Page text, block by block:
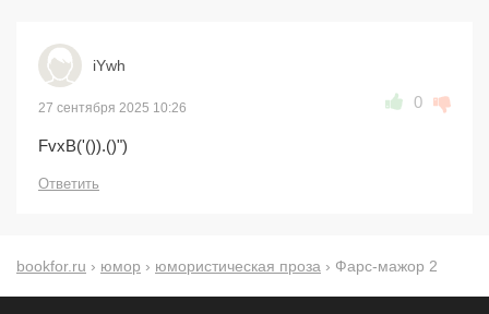
iYwh
27 сентября 2025 10:26 0
FvxB('()).()")
Ответить
bookfor.ru › юмор › юмористическая проза › Фарс-мажор 2